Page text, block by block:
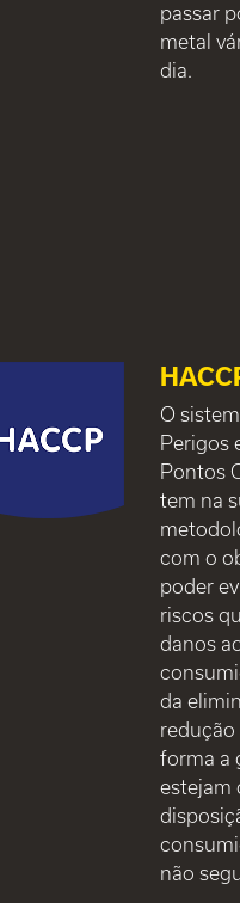
passar
metal
dia.
O
Perigos
Pontos
tem na
com o
poder
riscos
danos
da
redução
forma a
estejam
não